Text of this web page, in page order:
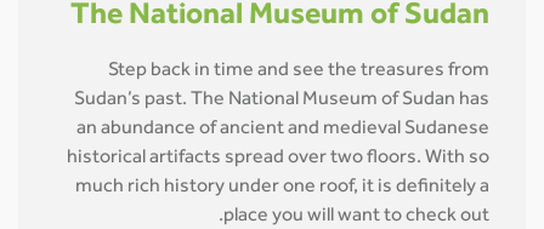
The National Museum of Sudan
Step back in time and see the treasures from
Sudan’s past. The National Museum of Sudan has
an abundance of ancient and medieval Sudanese
historical artifacts spread over two floors. With so
much rich history under one roof, it is definitely a
place you will want to check out.